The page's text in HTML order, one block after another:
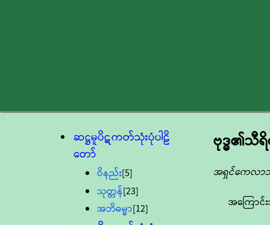
ဆဋ္ဌမူပိဋကတ်သုံးပုံပါဠိ
တော်
ဝိနည်း[5]
သုတ္တန်[23]
အဘိဓမ္မာ[12]
ဗုဒ္ဓ၏သီ
အရှင်ကေလာ
အကြောင်